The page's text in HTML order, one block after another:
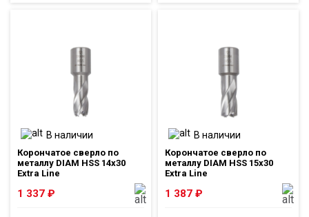
В наличии
Корончатое сверло по
металлу DIAM HSS 14x30
Extra Line
1 337 ₽
В наличии
Корончатое сверло по
металлу DIAM HSS 15x30
Extra Line
1 387 ₽